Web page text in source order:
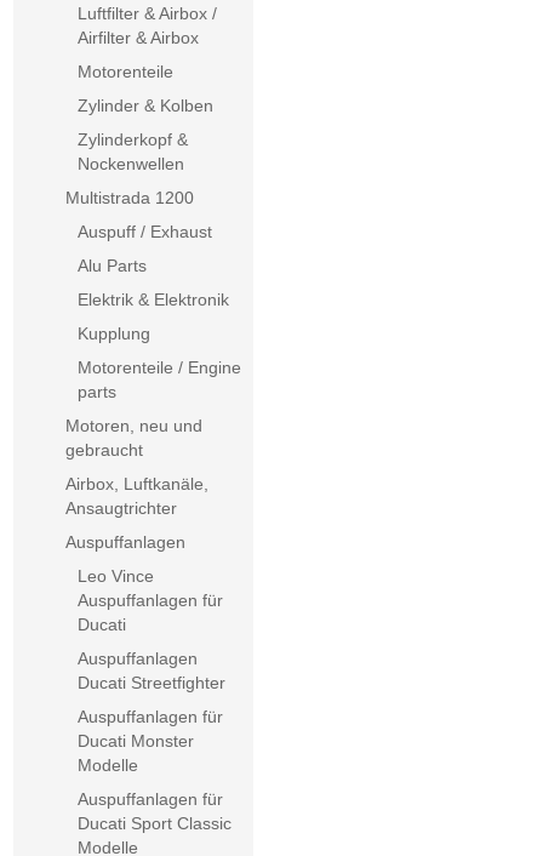
Luftfilter & Airbox /
Airfilter & Airbox
Motorenteile
Zylinder & Kolben
Zylinderkopf &
Nockenwellen
Multistrada 1200
Auspuff / Exhaust
Alu Parts
Elektrik & Elektronik
Kupplung
Motorenteile / Engine
parts
Motoren, neu und
gebraucht
Airbox, Luftkanäle,
Ansaugtrichter
Auspuffanlagen
Leo Vince
Auspuffanlagen für
Ducati
Auspuffanlagen
Ducati Streetfighter
Auspuffanlagen für
Ducati Monster
Modelle
Auspuffanlagen für
Ducati Sport Classic
Modelle